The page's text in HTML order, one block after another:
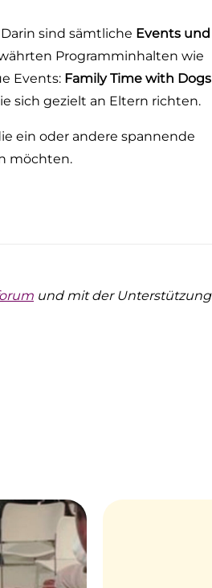
sind sämtliche Events und
Programminhalten wie
Events: Family Time with Dogs
sich gezielt an Eltern richten.
ein oder andere spannende
möchten.
und mit der Unterstützung